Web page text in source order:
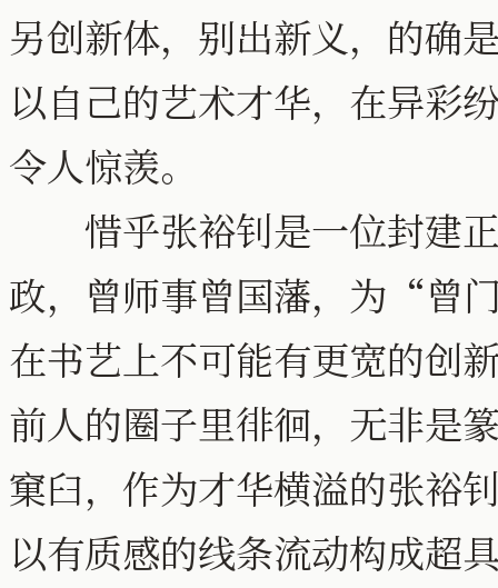
另创新体，别出新义，的
以自己的艺术才华，在异彩
令人惊羡。
惜乎张裕钊是一位封建正
政，曾师事曾国藩，为“曾
在书艺上不可能有更宽的创
前人的圈子里徘徊，无非是
窠臼，作为才华横溢的张裕
以有质感的线条流动构成超